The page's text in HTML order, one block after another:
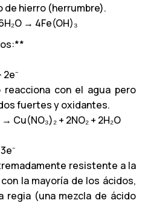
de hierro (herrumbre).
→ 4Fe(OH)₃
con el agua pero
fuertes y oxidantes.
Cu(NO₃)₂ + 2NO₂ + 2H₂O
resistente a la
la mayoría de los ácidos,
regia (una mezcla de ácido